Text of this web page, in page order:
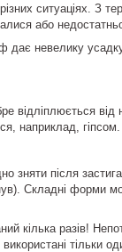
ситуаціях. З
або недостатньо
дає невелику
відліплюється
наприклад, гіпсом.
зняти після
Складні форми
кілька разів!
тільки